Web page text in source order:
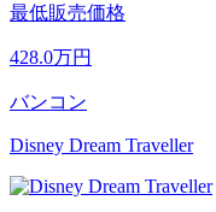
最低販売価格
428.0万円
バンコン
Disney Dream Traveller